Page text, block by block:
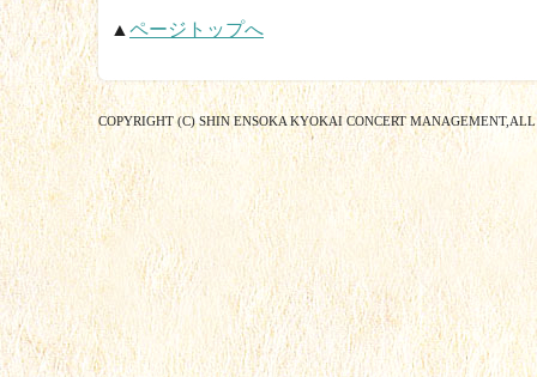
▲ ページトップへ
COPYRIGHT (C) SHIN ENSOKA KYOKAI CONCERT MANAGEMENT,ALL